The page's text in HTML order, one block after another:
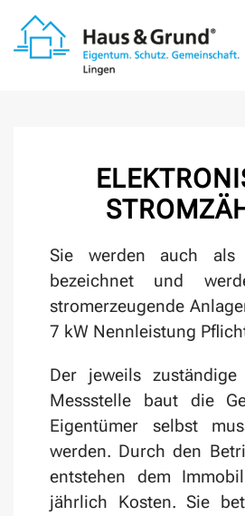
Zum Hauptinhalt springen
Sie werden auch als
bezeichnet und
stromerzeugende
7 kW Nennleistung
Der jeweils
Messstelle baut die
Eigentümer selbst
werden. Durch den
entstehen dem
jährlich Kosten. Sie